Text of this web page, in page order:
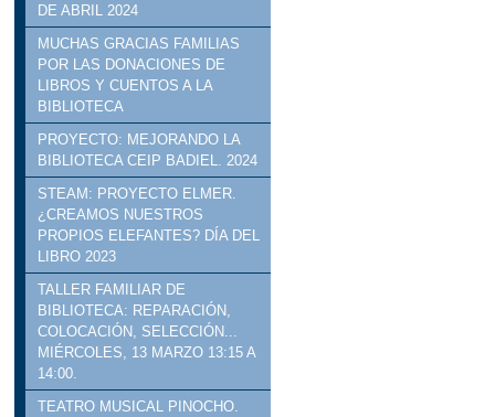
DE ABRIL 2024
MUCHAS GRACIAS FAMILIAS
POR LAS DONACIONES DE
LIBROS Y CUENTOS A LA
BIBLIOTECA
PROYECTO: MEJORANDO LA
BIBLIOTECA CEIP BADIEL. 2024
STEAM: PROYECTO ELMER.
¿CREAMOS NUESTROS
PROPIOS ELEFANTES? DÍA DEL
LIBRO 2023
TALLER FAMILIAR DE
BIBLIOTECA: REPARACIÓN,
COLOCACIÓN, SELECCIÓN...
MIÉRCOLES, 13 MARZO 13:15 A
14:00.
TEATRO MUSICAL PINOCHO.